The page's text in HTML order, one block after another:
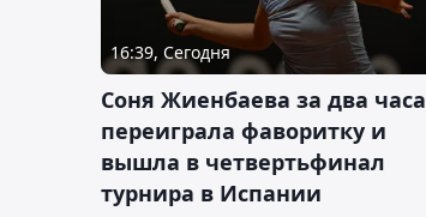
16:39, Сегодня
Соня Жиенбаева за два часа
переиграла фаворитку и
вышла в четвертьфинал
турнира в Испании